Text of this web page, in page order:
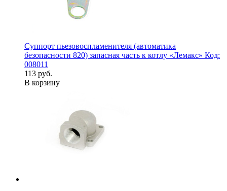
Суппорт пьезовоспламенителя (автоматика
безопасности 820) запасная часть к котлу «Лемакс» Код:
008011
113 руб.
В корзину